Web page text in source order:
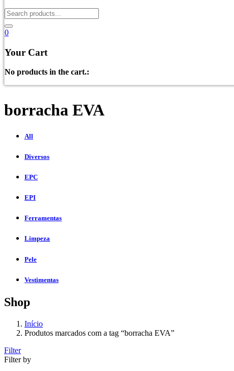
0
Your Cart
No products in the cart.:
borracha EVA
All
Diversos
EPC
EPI
Ferramentas
Limpeza
Pele
Vestimentas
Shop
Início
Produtos marcados com a tag “borracha EVA”
Filter
Filter by